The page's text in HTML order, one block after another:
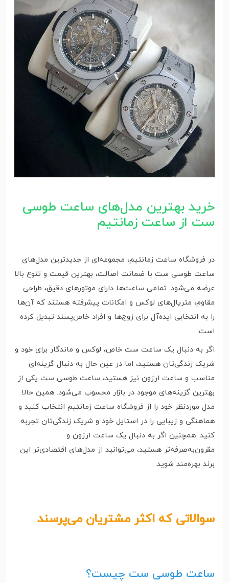
خرید بهترین مدل‌های ساعت طوسی
ست از ساعت زمانتیم
در فروشگاه ساعت زمانتیم، مجموعه‌ای از جدیدترین مدل‌های
ساعت طوسی ست با ضمانت اصالت، بهترین قیمت و تنوع بالا
عرضه می‌شود. تمامی ساعت‌ها دارای موتورهای دقیق، طراحی
مقاوم، متریال‌های لوکس و امکانات پیشرفته هستند که آن‌ها
را به انتخابی ایده‌آل برای زوج‌ها و افراد خاص‌پسند تبدیل کرده
است.
اگر به دنبال یک ساعت ست خاص، لوکس و ماندگار برای خود و
شریک زندگی‌تان هستید، اما در عین حال به دنبال گزینه‌ای
مناسب و ساعت ارزون نیز هستید، ساعت طوسی ست یکی از
بهترین گزینه‌های موجود در بازار محسوب می‌شود. همین حالا
مدل موردنظر خود را از فروشگاه ساعت زمانتیم انتخاب کنید و
هماهنگی و زیبایی را در استایل خود و شریک زندگی‌تان تجربه
کنید. همچنین اگر به دنبال یک ساعت ارزون و
مقرون‌به‌صرفه‌تر هستید، می‌توانید از مدل‌های اقتصادی‌تر این
برند بهره‌مند شوید.
سوالاتی که اکثر مشتریان می‌پرسند
ساعت طوسی ست چیست؟